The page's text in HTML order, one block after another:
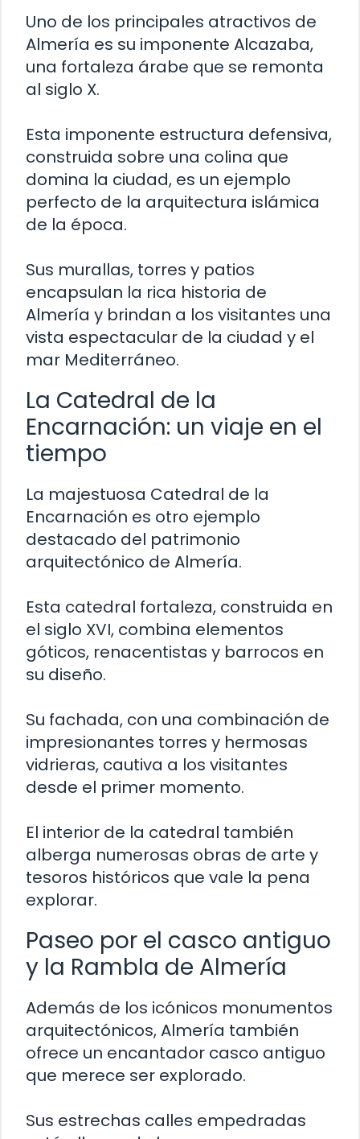
Uno de los principales atractivos de
Almería es su imponente Alcazaba,
una fortaleza árabe que se remonta
al siglo X.
Esta imponente estructura defensiva,
construida sobre una colina que
domina la ciudad, es un ejemplo
perfecto de la arquitectura islámica
de la época.
Sus murallas, torres y patios
encapsulan la rica historia de
Almería y brindan a los visitantes una
vista espectacular de la ciudad y el
mar Mediterráneo.
La Catedral de la
Encarnación: un viaje en el
tiempo
La majestuosa Catedral de la
Encarnación es otro ejemplo
destacado del patrimonio
arquitectónico de Almería.
Esta catedral fortaleza, construida en
el siglo XVI, combina elementos
góticos, renacentistas y barrocos en
su diseño.
Su fachada, con una combinación de
impresionantes torres y hermosas
vidrieras, cautiva a los visitantes
desde el primer momento.
El interior de la catedral también
alberga numerosas obras de arte y
tesoros históricos que vale la pena
explorar.
Paseo por el casco antiguo
y la Rambla de Almería
Además de los icónicos monumentos
arquitectónicos, Almería también
ofrece un encantador casco antiguo
que merece ser explorado.
Sus estrechas calles empedradas